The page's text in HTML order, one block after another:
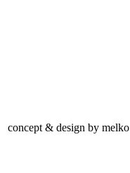
concept & design by melko